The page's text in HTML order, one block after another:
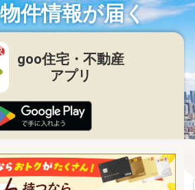
件情報が届く
goo住宅・不動産
アプリ